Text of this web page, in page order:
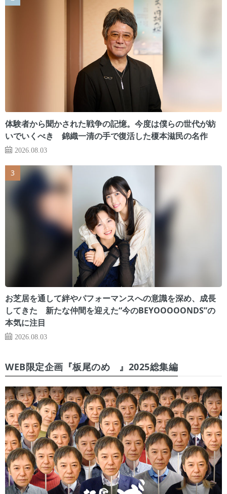
体験者から聞かされた戦争の記憶。今度は僕らの世代が紡
いでいくべき 錦織一清の手で復活した榎本滋民の名作
2026.08.03
お芝居を通して絆やパフォーマンスへの意識を深め、成長
してきた 新たな仲間を迎えた“今のBEYOOOOONDS”の
本気に注目
2026.08.03
WEB限定企画『板尾のめ゙』2025総集編